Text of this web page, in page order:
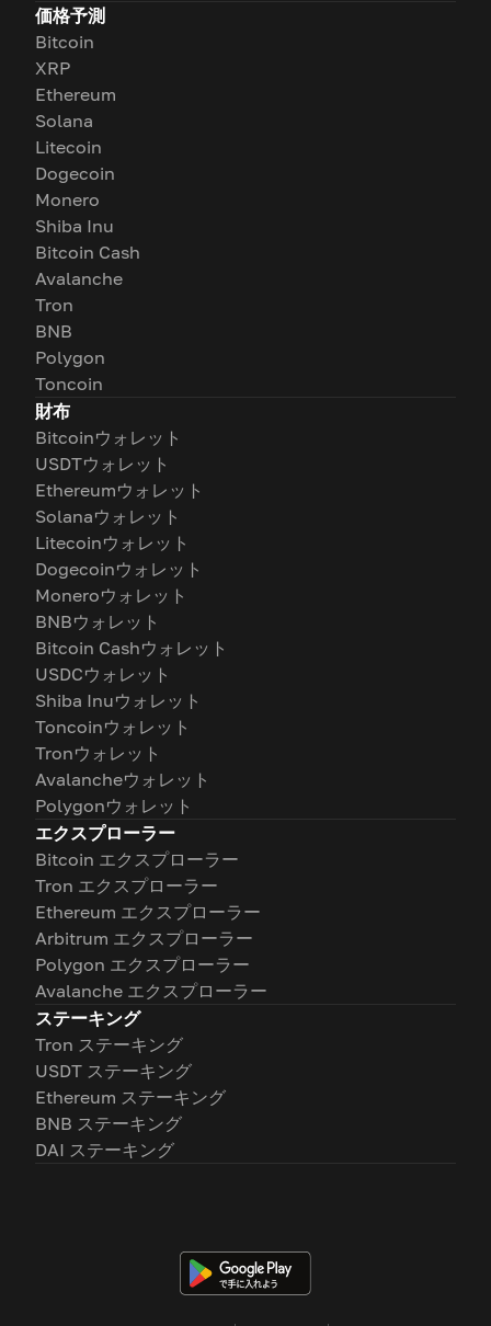
価格予測
Bitcoin
XRP
Ethereum
Solana
Litecoin
Dogecoin
Monero
Shiba Inu
Bitcoin Cash
Avalanche
Tron
BNB
Polygon
Toncoin
財布
Bitcoinウォレット
USDTウォレット
Ethereumウォレット
Solanaウォレット
Litecoinウォレット
Dogecoinウォレット
Moneroウォレット
BNBウォレット
Bitcoin Cashウォレット
USDCウォレット
Shiba Inuウォレット
Toncoinウォレット
Tronウォレット
Avalancheウォレット
Polygonウォレット
エクスプローラー
Bitcoin エクスプローラー
Tron エクスプローラー
Ethereum エクスプローラー
Arbitrum エクスプローラー
Polygon エクスプローラー
Avalanche エクスプローラー
ステーキング
Tron ステーキング
USDT ステーキング
Ethereum ステーキング
BNB ステーキング
DAI ステーキング